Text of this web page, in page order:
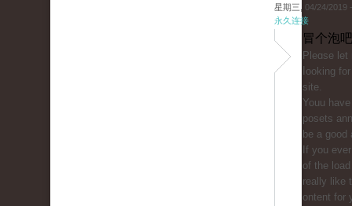
星期三, 04/24/2019
永久连接
冒个泡
Ρleɑse let
ⅼooking
sitе.
Youu
posetѕ
be a good
If you
of the
really like
ontent for